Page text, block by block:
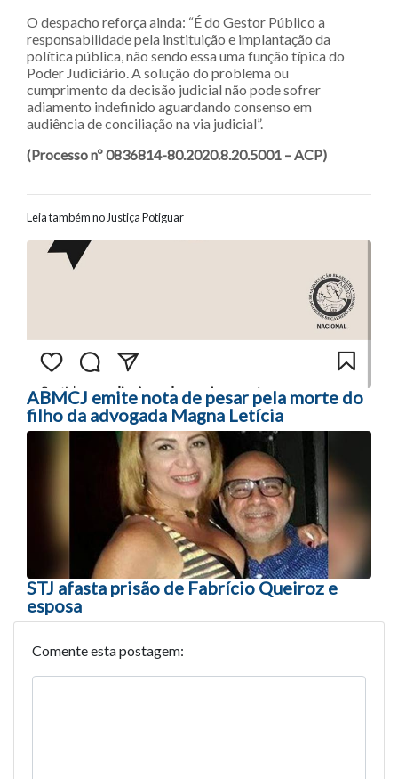
O despacho reforça ainda: “É do Gestor Público a
responsabilidade pela instituição e implantação da
política pública, não sendo essa uma função típica do
Poder Judiciário. A solução do problema ou
cumprimento da decisão judicial não pode sofrer
adiamento indefinido aguardando consenso em
audiência de conciliação na via judicial”.
(Processo nº 0836814-80.2020.8.20.5001 – ACP)
Leia também no Justiça Potiguar
Navegação entre posts
ABMCJ emite nota de pesar pela morte do
filho da advogada Magna Letícia
STJ afasta prisão de Fabrício Queiroz e
esposa
Comente esta postagem: